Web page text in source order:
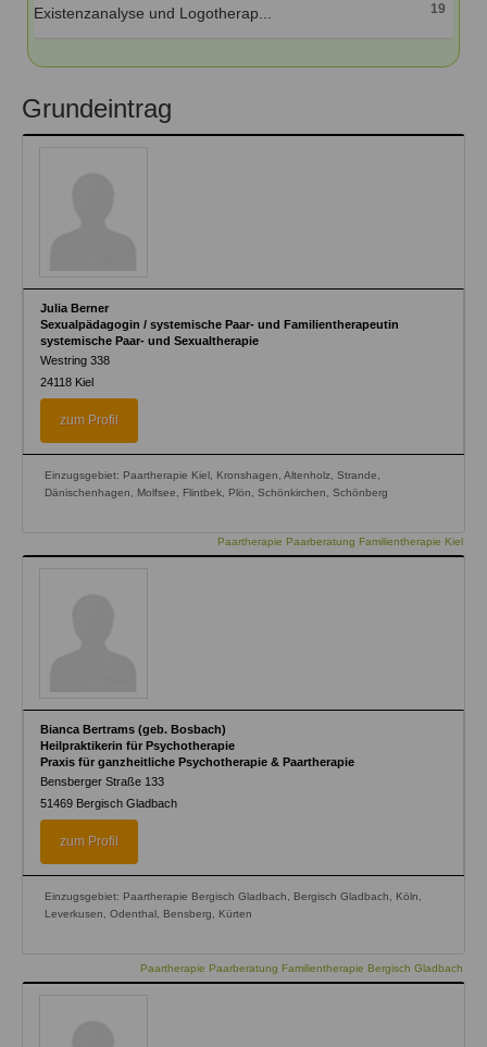
Existenzanalyse und Logotherap... 19
Grundeintrag
Julia Berner
Sexualpädagogin / systemische Paar- und Familientherapeutin
systemische Paar- und Sexualtherapie
Westring 338
24118 Kiel
zum Profil
Einzugsgebiet: Paartherapie Kiel, Kronshagen, Altenholz, Strande,
Dänischenhagen, Molfsee, Flintbek, Plön, Schönkirchen, Schönberg
Paartherapie Paarberatung Familientherapie Kiel
Bianca Bertrams (geb. Bosbach)
Heilpraktikerin für Psychotherapie
Praxis für ganzheitliche Psychotherapie & Paartherapie
Bensberger Straße 133
51469 Bergisch Gladbach
zum Profil
Einzugsgebiet: Paartherapie Bergisch Gladbach, Bergisch Gladbach, Köln,
Leverkusen, Odenthal, Bensberg, Kürten
Paartherapie Paarberatung Familientherapie Bergisch Gladbach